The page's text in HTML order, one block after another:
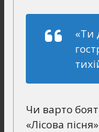
«Ти
Чи варто
«Лісова